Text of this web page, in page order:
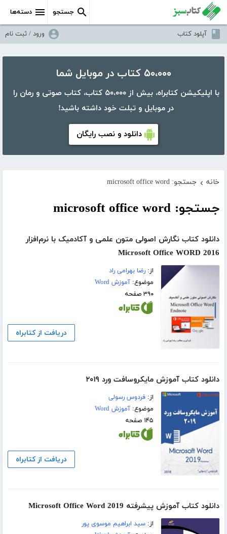
دسته‌ها جستجو
آپلود کتاب ورود / ثبت نام
۵۰،۰۰۰ کتاب در موبایل شما
با اپلیکیشن کتابراه، بیش از ۵۰،۰۰۰ کتاب، کتاب صوتی و رمان را
در موبایل و تبلت خود داشته باشید!
دانلود و نصب رایگان
خانه › جستجو: microsoft office word
جستجو: microsoft office word
دانلود کتاب نگارش اصولی متون علمی و آکادمیک با نرم‌افزار
Microsoft Office WORD 2016
از:رضا بهرامی راد
موضوع:آموزش Word
۳۹۰ صفحه
دریافت از کتابراه
دانلود کتاب آموزش مایکروسافت ورد ۲۰۱۹
از:فردوس رسولی
موضوع:آموزش Word
۱۴۵ صفحه
دریافت از کتابراه
دانلود کتاب آموزش پیشرفته 2019 Microsoft Office Word
از:سید ابراهیم موسوی پور